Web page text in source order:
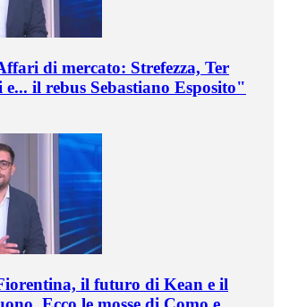
di mercato: Strefezza, Ter
il rebus Sebastiano Esposito"
il futuro di Kean e il